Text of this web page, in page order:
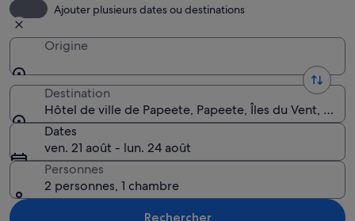
Ajouter plusieurs dates ou destinations
Origine
Destination
Hôtel de ville de Papeete, Papeete, Îles du Vent,
Dates
ven. 21 août - lun. 24 août
Personnes
2 personnes, 1 chambre
Rechercher